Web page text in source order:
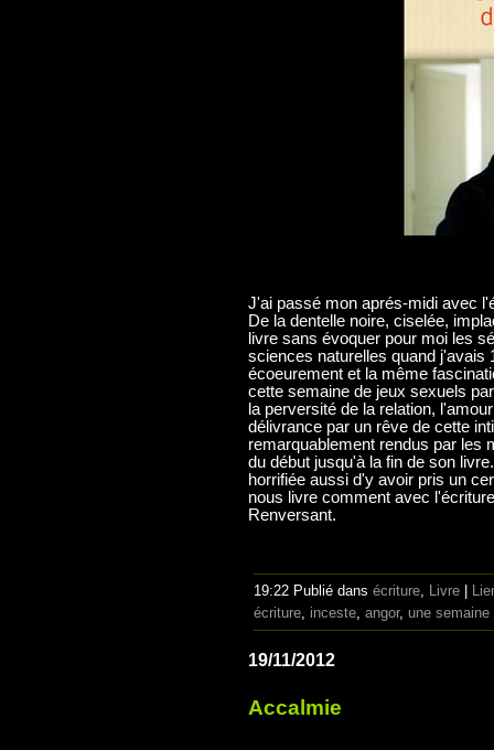
J'ai passé mon aprés-midi avec
De la dentelle noire, ciselée,
livre sans évoquer pour moi les
sciences naturelles quand j'avais
écoeurement et la même
cette semaine de jeux sexuels
la perversité de la relation,
délivrance par un rêve de cette
remarquablement rendus par les
du début jusqu'à la fin de son
horrifiée aussi d'y avoir pris un
nous livre comment avec
Renversant.
19:22 Publié dans écriture Livre |
écriture inceste angor, une
19/11/2012
Accalmie